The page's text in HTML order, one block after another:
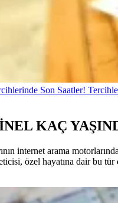
Son Saatler!
KAÇ
internet arama
özel hayatına dair bu